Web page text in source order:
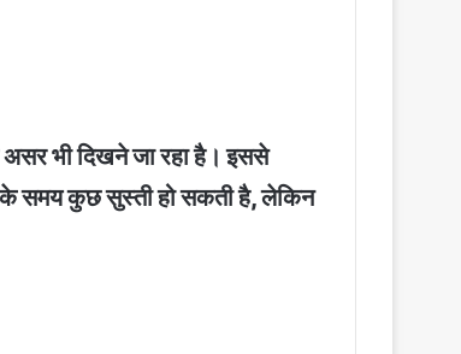
असर भी दिखने जा रहा है। इससे
के समय कुछ सुस्ती हो सकती है, लेकिन